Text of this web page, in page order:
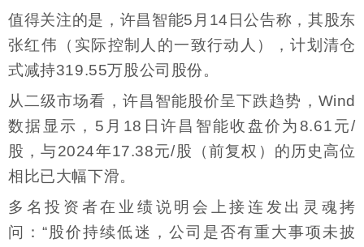
值得关注的是，许昌智能5月14日公告称，其股东
张红伟（实际控制人的一致行动人），计划清仓
式减持319.55万股公司股份。
从二级市场看，许昌智能股价呈下跌趋势，Wind
数据显示，5月18日许昌智能收盘价为8.61元/
股，与2024年17.38元/股（前复权）的历史高位
相比已大幅下滑。
多名投资者在业绩说明会上接连发出灵魂拷
问：“股价持续低迷，公司是否有重大事项未披